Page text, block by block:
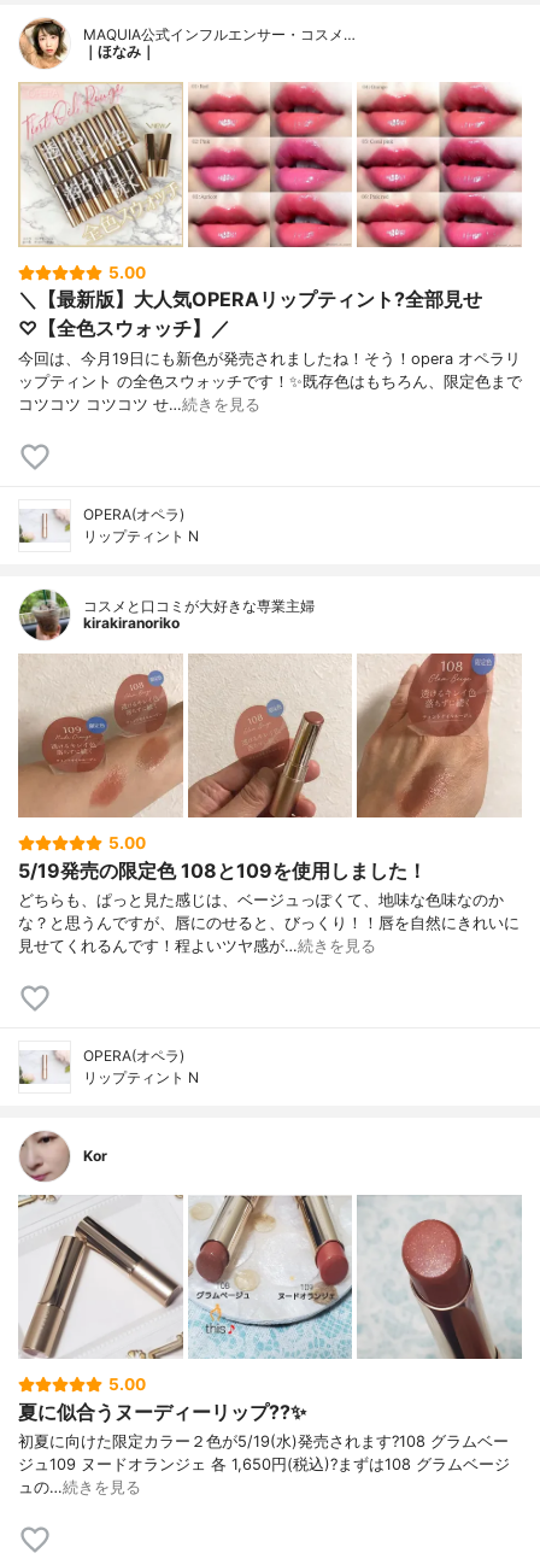
MAQUIA公式インフルエンサー・コスメ…
｜ほなみ｜
5.00
＼【最新版】大人気OPERAリップティント?全部見せ
♡【全色スウォッチ】／
今回は、今月19日にも新色が発売されましたね！そう！opera オペラリ
ップティント の全色スウォッチです！✨既存色はもちろん、限定色まで
コツコツ コツコツ せ…続きを見る
OPERA(オペラ)
リップティント N
コスメと口コミが大好きな専業主婦
kirakiranoriko
5.00
5/19発売の限定色 108と109を使用しました！
どちらも、ぱっと見た感じは、ベージュっぽくて、地味な色味なのか
な？と思うんですが、唇にのせると、びっくり！！唇を自然にきれいに
見せてくれるんです！程よいツヤ感が…続きを見る
OPERA(オペラ)
リップティント N
Kor
5.00
夏に似合うヌーディーリップ??✨
初夏に向けた限定カラー２色が5/19(水)発売されます?108 グラムベー
ジュ109 ヌードオランジェ 各 1,650円(税込)?まずは108 グラムベージ
ュの…続きを見る